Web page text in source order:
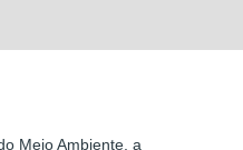
Meio Ambiente, a